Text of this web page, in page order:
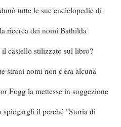
tutte le sue enciclopedie di
ricerca dei nomi Bathilda
il castello stilizzato sul libro?
strani nomi non c'era alcuna
Fogg la mettesse in soggezione
spiegargli il perché "Storia di